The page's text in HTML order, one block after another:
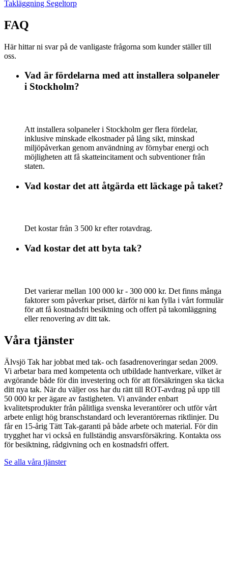
Takläggning Segeltorp
FAQ
Här hittar ni svar på de vanligaste frågorna som kunder ställer till
oss.
Vad är fördelarna med att installera solpaneler
i Stockholm?
Att installera solpaneler i Stockholm ger flera fördelar,
inklusive minskade elkostnader på lång sikt, minskad
miljöpåverkan genom användning av förnybar energi och
möjligheten att få skatteincitament och subventioner från
staten.
Vad kostar det att åtgärda ett läckage på taket?
Det kostar från 3 500 kr efter rotavdrag.
Vad kostar det att byta tak?
Det varierar mellan 100 000 kr - 300 000 kr. Det finns många
faktorer som påverkar priset, därför ni kan fylla i vårt formulär
för att få kostnadsfri besiktning och offert på takomläggning
eller renovering av ditt tak.
Våra tjänster
Älvsjö Tak har jobbat med tak- och fasadrenoveringar sedan 2009.
Vi arbetar bara med kompetenta och utbildade hantverkare, vilket är
avgörande både för din investering och för att försäkringen ska täcka
ditt nya tak. När du väljer oss har du rätt till ROT-avdrag på upp till
50 000 kr per ägare av fastigheten. Vi använder enbart
kvalitetsprodukter från pålitliga svenska leverantörer och utför vårt
arbete enligt hög branschstandard och leverantörernas riktlinjer. Du
får en 15-årig Tätt Tak-garanti på både arbete och material. För din
trygghet har vi också en fullständig ansvarsförsäkring. Kontakta oss
för besiktning, rådgivning och en kostnadsfri offert.
Se alla våra tjänster